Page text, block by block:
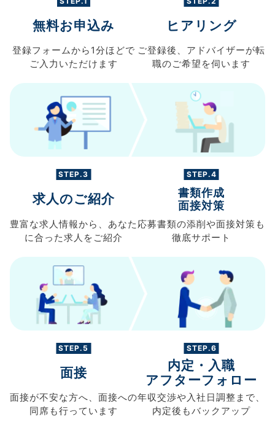
無料お申込み
登録フォームから 1分ほどで
ご入力 いただけます
ヒアリング
ご登録後、 アドバイザーが転
職のご希望を伺います
STEP.3
求人のご紹介
豊富な求人情報から、 あなた
に合った求人を ご紹介
STEP.4
書類作成
面接対策
応募書類の添削や面接対策も
徹底サポート
STEP.5
面接
面接が不安な方へ、 面接への
同席も行っています
STEP.6
内定・入職
アフターフォロー
年収交渉や入社日調整まで、
内定後もバックアップ